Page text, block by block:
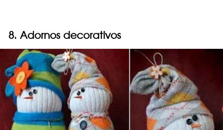
8. Adornos decorativos